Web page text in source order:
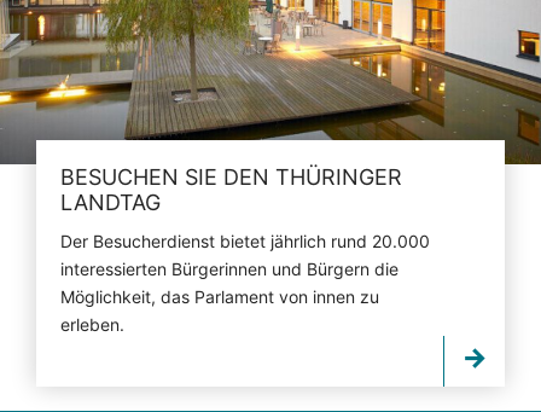
BESUCHEN SIE DEN THÜRINGER
LANDTAG
Der Besucherdienst bietet jährlich rund 20.000
interessierten Bürgerinnen und Bürgern die
Möglichkeit, das Parlament von innen zu
erleben.